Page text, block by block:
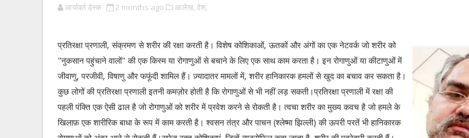
आर्यावर्त डेस्क 2 months ago आलेख, देश,
प्रतिरक्षा प्रणाली, संक्रमण से शरीर की रक्षा करती है। विशेष कोशिकाओं, ऊतकों और अंगों का एक नेटवर्क जो शरीर को
"नुकसान पहुंचाने वालों" की एक किस्म या रोगाणुओं से बचाने के लिए एक साथ काम करता है। इन रोगाणुओं या कीटाणुओं में
जीवाणु, परजीवी, विषाणु और फफूंदी शामिल हैं। ज़्यादातर मामलों में, शरीर हानिकारक हमलों से खुद का बचाव कर सकता है।
कुछ लोगों की प्रतिरक्षा प्रणाली इतनी कमज़ोर होती है कि रोगाणुओं से भी नहीं लड़ सकती।प्रतिरक्षा प्रणाली में रक्षा की
पहली पंक्ति एक ऐसी ढाल है जो रोगाणुओं को शरीर में प्रवेश करने से रोकती है। त्वचा शरीर का मुख्य कवच है जो हमले के
खिलाफ़ एक शारीरिक बाधा के रूप में काम करती है। श्वसन तंत्र और पाचन (श्लेष्मा झिल्ली) की ऊपरी परतें भी हानिकारक